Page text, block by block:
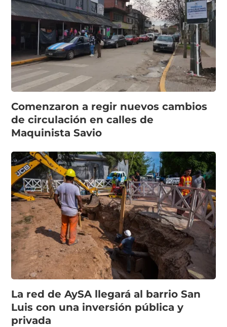
Comenzaron a regir nuevos cambios
de circulación en calles de
Maquinista Savio
La red de AySA llegará al barrio San
Luis con una inversión pública y
privada